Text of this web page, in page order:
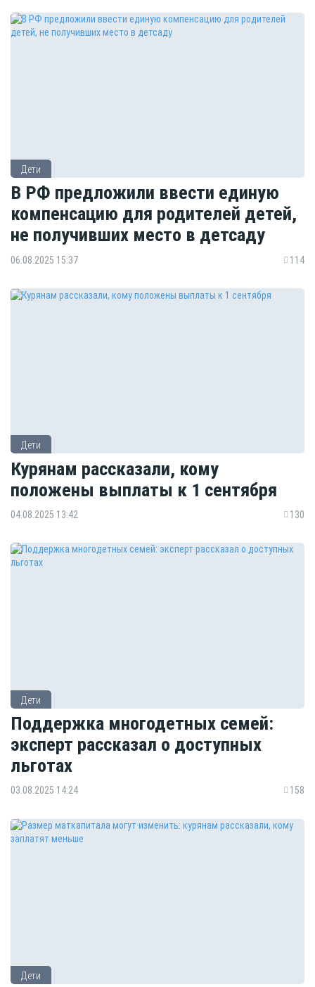
Дети
В РФ предложили ввести единую
компенсацию для родителей детей,
не получивших место в детсаду
06.08.2025 15:37 114
Дети
Курянам рассказали, кому
положены выплаты к 1 сентября
04.08.2025 13:42 130
Дети
Поддержка многодетных семей:
эксперт рассказал о доступных
льготах
03.08.2025 14:24 158
Дети